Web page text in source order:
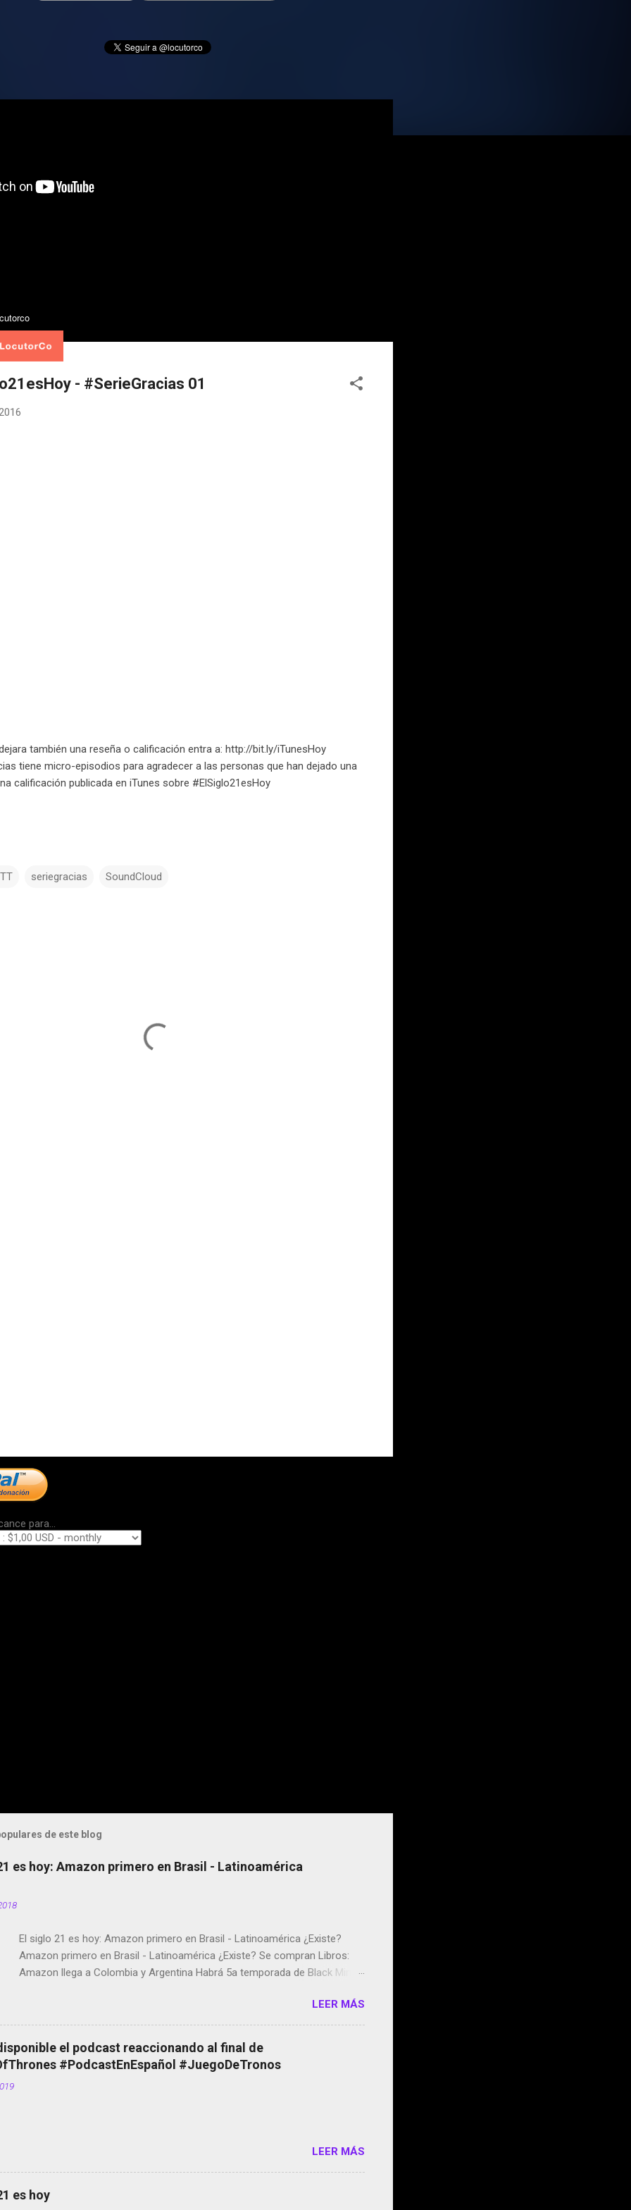
- #SerieGracias 01
también una reseña o calificación entra a: http://bit.ly/iTunesHoy
tiene micro-episodios para agradecer a las personas que han dejado una
calificación publicada en iTunes sobre #ElSiglo21esHoy
seriegracias SoundCloud
para...
de este blog
es hoy: Amazon primero en Brasil - Latinoamérica
El siglo 21 es hoy: Amazon primero en Brasil - Latinoamérica ¿Existe?
Amazon primero en Brasil - Latinoamérica ¿Existe? Se compran Libros:
Amazon llega a Colombia y Argentina Habrá 5a temporada de Black Mirror
copyright en Instagram Música y vídeo selfies en la red social Riddley
Scott saca a Kevin Spacey de su película Francisco regaña a los que usan
el smartphone en sus misas La serie de la Tierra Media GoBee - StartUp
de bicicletas de alquiler Stop Motion en Instagram Vodafone: me siento
tumbado. Amazon Music: Chingo yo, chingas tu... http://amzn.to/2z1UkPK
LEER MÁS
el podcast reaccionando al final de
#PodcastEnEspañol #JuegoDeTronos
LEER MÁS
es hoy